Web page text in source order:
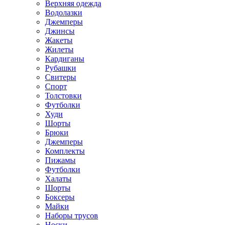
Верхняя одежда
Водолазки
Джемперы
Джинсы
Жакеты
Жилеты
Кардиганы
Рубашки
Свитеры
Спорт
Толстовки
Футболки
Худи
Шорты
Брюки
Джемперы
Комплекты
Пижамы
Футболки
Халаты
Шорты
Боксеры
Майки
Наборы трусов